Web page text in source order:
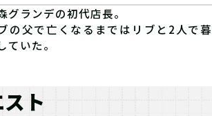
グランデの初代店長。
の父で亡くなるまではリブと2人で暮
ていた。
ト